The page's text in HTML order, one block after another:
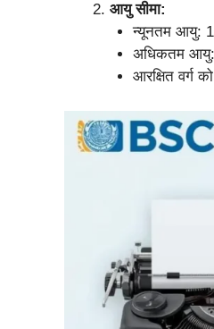
आयु सीमा:
न्यूनतम आयु:
अधिकतम आयु:
आरक्षित वर्ग